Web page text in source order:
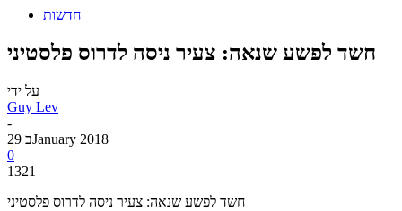
חדשות
חשד לפשע שנאה: צעיר ניסה לדרוס פלסטיני
על ידי
Guy Lev
-
29 בJanuary 2018
0
1321
חשד לפשע שנאה: צעיר ניסה לדרוס פלסטיני